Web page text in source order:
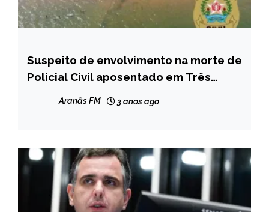
MINAS
GERAIS
NOTÍCIAS
Suspeito de envolvimento na morte de
Policial Civil aposentado em Três
Aranãs FM 3 anos ago